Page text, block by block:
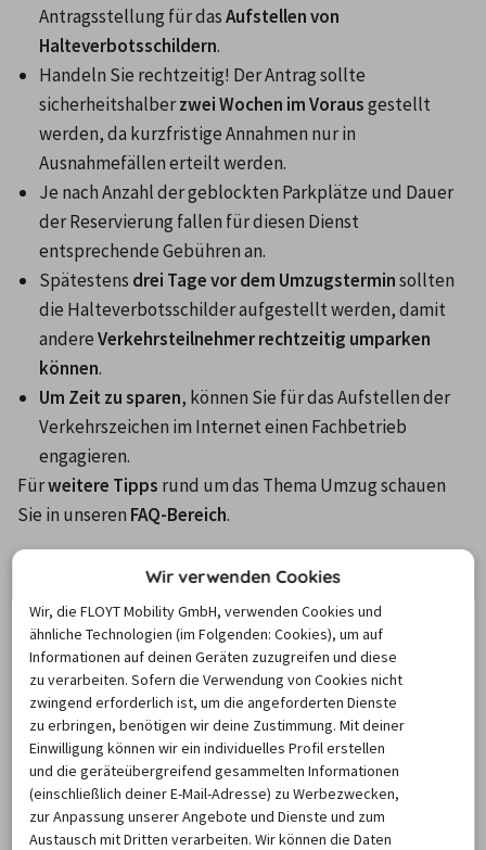
Antragsstellung für das Aufstellen von
Halteverbotsschildern.
Handeln Sie rechtzeitig! Der Antrag sollte
sicherheitshalber zwei Wochen im Voraus gestellt
werden, da kurzfristige Annahmen nur in
Ausnahmefällen erteilt werden.
Je nach Anzahl der geblockten Parkplätze und Dauer
der Reservierung fallen für diesen Dienst
entsprechende Gebühren an.
Spätestens drei Tage vor dem Umzugstermin sollten
die Halteverbotsschilder aufgestellt werden, damit
andere Verkehrsteilnehmer rechtzeitig umparken
können.
Um Zeit zu sparen, können Sie für das Aufstellen der
Verkehrszeichen im Internet einen Fachbetrieb
engagieren.
Für weitere Tipps rund um das Thema Umzug schauen
Sie in unseren FAQ-Bereich.
LKW mieten in Celle: Die Mietstationen
unserer Partner vor Ort
Bleiben Sie mit uns flexibel, wenn Sie einen
Umzugswagen mieten: In Celle sind unsere Partner mit
mehreren Abholstationen vertreten. Wählen Sie aus
verschiedenen Autovermietungen in der Stadt oder
Umgebung die passende Abholstation für Ihren Umzug
aus.
Wir verwenden Cookies
Wir, die FLOYT Mobility GmbH, verwenden Cookies und
ähnliche Technologien (im Folgenden: Cookies), um auf
Informationen auf deinen Geräten zuzugreifen und diese
zu verarbeiten. Sofern die Verwendung von Cookies nicht
zwingend erforderlich ist, um die angeforderten Dienste
zu erbringen, benötigen wir deine Zustimmung. Mit deiner
Einwilligung können wir ein individuelles Profil erstellen
und die geräteübergreifend gesammelten Informationen
(einschließlich deiner E-Mail-Adresse) zu Werbezwecken,
zur Anpassung unserer Angebote und Dienste und zum
Austausch mit Dritten verarbeiten. Wir können die Daten